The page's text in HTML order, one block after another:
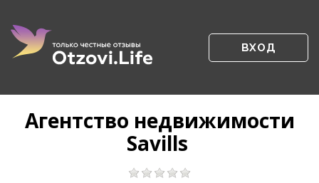
ВХОД
Агентство недвижимости
Savills